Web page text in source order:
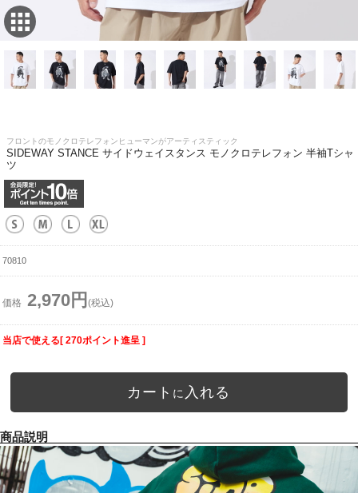
フロントのモノクロテレフォンヒューマンがアーティスティック
SIDEWAY STANCE サイドウェイスタンス モノクロテレフォン 半袖Tシャ
ツ
70810
価格 2,970円 (税込)
当店で使える[ 270ポイント進呈 ]
カート に 入れる
商品説明